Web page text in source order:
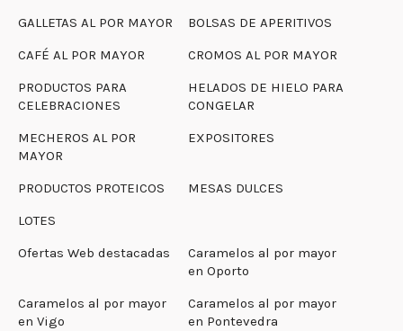
GALLETAS AL POR MAYOR
BOLSAS DE APERITIVOS
CAFÉ AL POR MAYOR
CROMOS AL POR MAYOR
PRODUCTOS PARA
CELEBRACIONES
HELADOS DE HIELO PARA
CONGELAR
MECHEROS AL POR
MAYOR
EXPOSITORES
PRODUCTOS PROTEICOS
MESAS DULCES
LOTES
Ofertas Web destacadas
Caramelos al por mayor
en Oporto
Caramelos al por mayor
en Vigo
Caramelos al por mayor
en Pontevedra